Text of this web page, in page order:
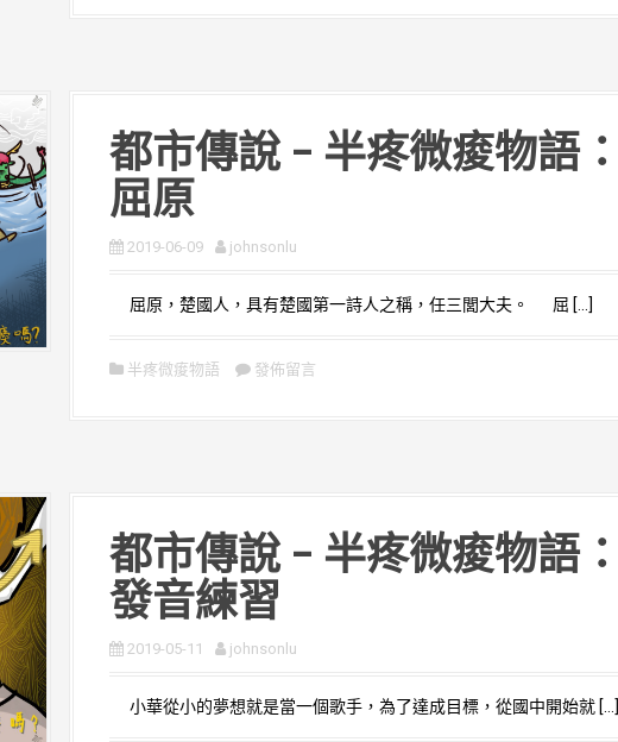
都市傳說 – 半疼微痠物語：
屈原
2019-06-09 johnsonlu
屈原，楚國人，具有楚國第一詩人之稱，任三閭大夫。 屈 […]
半疼微痠物語 發佈留言
都市傳說 – 半疼微痠物語：
發音練習
2019-05-11 johnsonlu
小華從小的夢想就是當一個歌手，為了達成目標，從國中開始就 […]